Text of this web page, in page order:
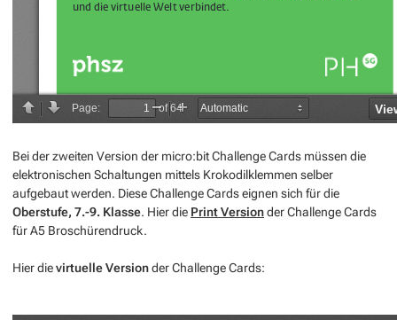
Bei der zweiten Version der micro:bit Challenge Cards müssen die
elektronischen Schaltungen mittels Krokodilklemmen selber
aufgebaut werden. Diese Challenge Cards eignen sich für die
Oberstufe, 7.-9. Klasse. Hier die Print Versionder Challenge Cards
für A5 Broschürendruck.
Hier dievirtuelle Versionder Challenge Cards: